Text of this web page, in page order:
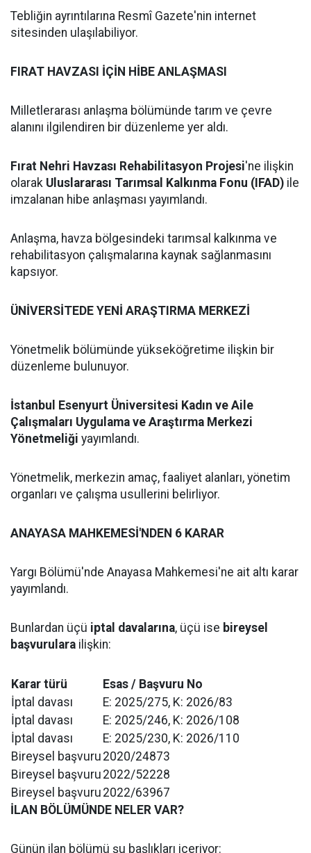
Tebliğin ayrıntılarına Resmî Gazete'nin internet
sitesinden ulaşılabiliyor.
FIRAT HAVZASI İÇİN HİBE ANLAŞMASI
Milletlerarası anlaşma bölümünde tarım ve çevre
alanını ilgilendiren bir düzenleme yer aldı.
Fırat Nehri Havzası Rehabilitasyon Projesi'ne ilişkin
olarak Uluslararası Tarımsal Kalkınma Fonu (IFAD) ile
imzalanan hibe anlaşması yayımlandı.
Anlaşma, havza bölgesindeki tarımsal kalkınma ve
rehabilitasyon çalışmalarına kaynak sağlanmasını
kapsıyor.
ÜNİVERSİTEDE YENİ ARAŞTIRMA MERKEZİ
Yönetmelik bölümünde yükseköğretime ilişkin bir
düzenleme bulunuyor.
İstanbul Esenyurt Üniversitesi Kadın ve Aile
Çalışmaları Uygulama ve Araştırma Merkezi
Yönetmeliği yayımlandı.
Yönetmelik, merkezin amaç, faaliyet alanları, yönetim
organları ve çalışma usullerini belirliyor.
ANAYASA MAHKEMESİ'NDEN 6 KARAR
Yargı Bölümü'nde Anayasa Mahkemesi'ne ait altı karar
yayımlandı.
Bunlardan üçü iptal davalarına, üçü ise bireysel
başvurulara ilişkin:
Karar türü
Esas / Başvuru No
İptal davası
E: 2025/275, K: 2026/83
İptal davası
E: 2025/246, K: 2026/108
İptal davası
E: 2025/230, K: 2026/110
Bireysel başvuru 2020/24873
Bireysel başvuru 2022/52228
Bireysel başvuru 2022/63967
İLAN BÖLÜMÜNDE NELER VAR?
Günün ilan bölümü şu başlıkları içeriyor: